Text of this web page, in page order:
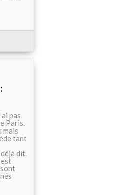
pas
Paris.
mais
tant
dit.